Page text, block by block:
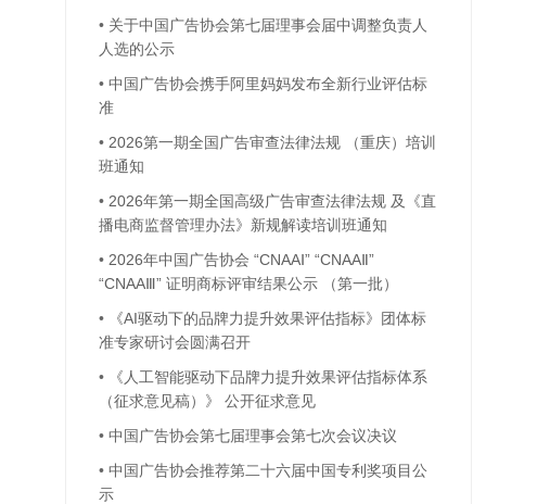
• 关于中国广告协会第七届理事会届中调整负责人
人选的公示
• 中国广告协会携手阿里妈妈发布全新行业评估标
准
• 2026第一期全国广告审查法律法规 （重庆）培训
班通知
• 2026年第一期全国高级广告审查法律法规 及《直
播电商监督管理办法》新规解读培训班通知
• 2026年中国广告协会 “CNAAⅠ” “CNAAⅡ”
“CNAAⅢ” 证明商标评审结果公示 （第一批）
•
《AI驱动下的品牌力提升效果评估指标》团体标
准专家研讨会圆满召开
•
《人工智能驱动下品牌力提升效果评估指标体系
（征求意见稿）》 公开征求意见
• 中国广告协会第七届理事会第七次会议决议
• 中国广告协会推荐第二十六届中国专利奖项目公
示